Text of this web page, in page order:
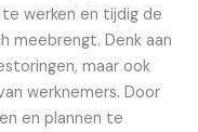
werken en tijdig de
meebrengt. Denk aan
maar ook
werknemers. Door
en plannen te